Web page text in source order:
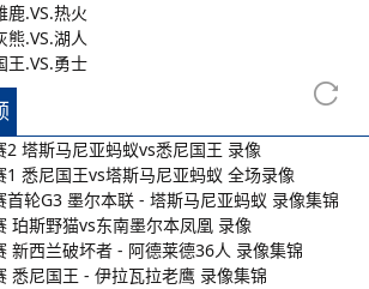
.VS.热火
.VS.湖人
.VS.勇士
塔斯马尼亚蚂蚁vs悉尼国王 录像
悉尼国王vs塔斯马尼亚蚂蚁 全场录像
轮G3 墨尔本联 - 塔斯马尼亚蚂蚁 录像集锦
珀斯野猫vs东南墨尔本凤凰 录像
新西兰破坏者 - 阿德莱德36人 录像集锦
悉尼国王 - 伊拉瓦拉老鹰 录像集锦